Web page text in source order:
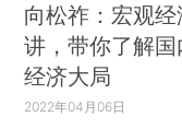
向松祚：宏观
讲，带你了解
经济大局
2022年04月06日